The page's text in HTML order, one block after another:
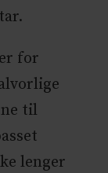
for
til
lenger